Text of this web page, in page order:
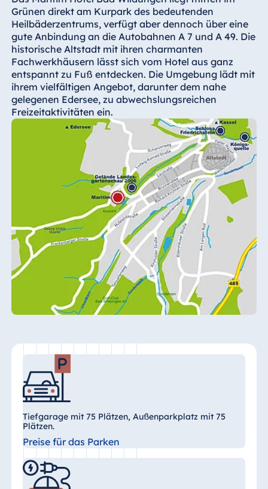
Hotel Bonn
Hotel Bremen
Hotel Darmstadt
Hotel Dresden
Hotel Düsseldorf
Hotel Frankfurt
Hotel am
Schlossgarten
Airport Hotel
Hotel Ingolstadt
Hotel Bellevue
Kiel
Hotel Köln
Hotel
Königswinter
Hotel Magdeburg
Hotel München
Timmendorfer
Strand
TitiseeHotel
Titisee-Neustadt
Strandhotel
Travemünde
Star-Apart Hansa
Hotel Wiesbaden
Grünen direkt am Kurpark des bedeutenden
Heilbäderzentrums, verfügt aber dennoch über eine
gute Anbindung an die Autobahnen A 7 und A 49. Die
historische Altstadt mit ihren charmanten
Fachwerkhäusern lässt sich vom Hotel aus ganz
entspannt zu Fuß entdecken. Die Umgebung lädt mit
ihrem vielfältigen Angebot, darunter dem nahe
gelegenen Edersee, zu abwechslungsreichen
Freizeitaktivitäten ein.
Tiefgarage mit 75 Plätzen, Außenparkplatz mit 75
Plätzen.
Preise für das Parken